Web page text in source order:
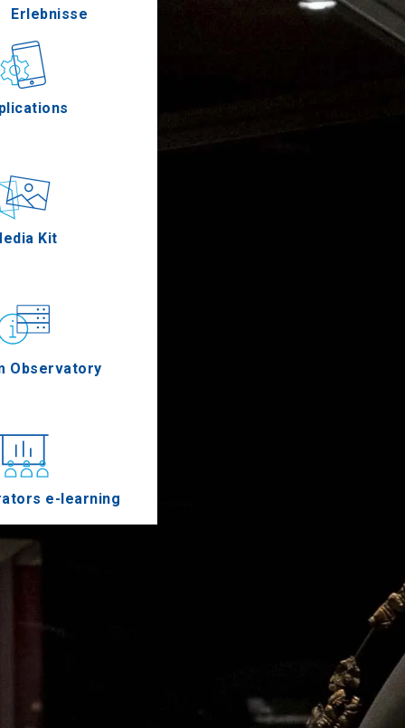
Gastronomie
Ereignisse
Kit
Observatory
e-learning
Erlebnisse